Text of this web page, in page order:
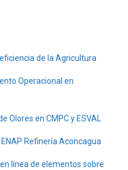
de la Agricultura
Operacional en
Olores en CMPC y ESVAL
Refinería Aconcagua
línea de elementos sobre